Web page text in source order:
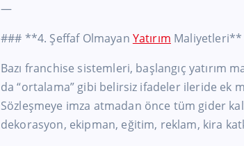
—
### **4. Şeffaf Olmayan Yatırım Maliyetleri**
Bazı franchise sistemleri, başlangıç yatırım
da “ortalama” gibi belirsiz ifadeler ileride ek
Sözleşmeye imza atmadan önce tüm gider
dekorasyon, ekipman, eğitim, reklam, kira